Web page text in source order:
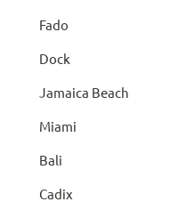
Fado
Dock
Jamaica Beach
Miami
Bali
Cadix